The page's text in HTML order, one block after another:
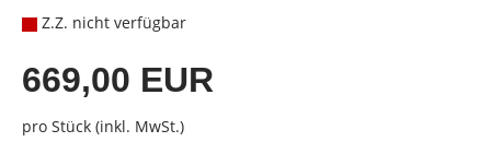
Z.Z. nicht verfügbar
669,00 EUR
pro Stück (inkl. MwSt.)